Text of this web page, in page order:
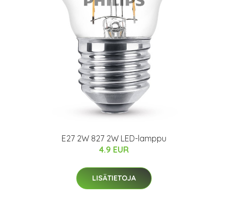
E27 2W 827 2W LED-lamppu
4.9 EUR
LISÄTIETOJA